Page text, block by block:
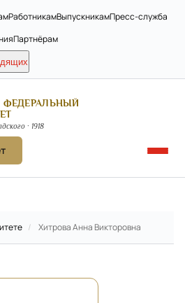
РаботникамВыпускникамПресс-служба
Партнёрам
· 1918
/ Хитрова Анна Викторовна